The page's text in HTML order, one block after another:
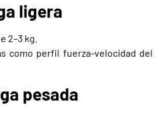
ligera
2–3 kg.
como perfil fuerza-velocidad del
pesada